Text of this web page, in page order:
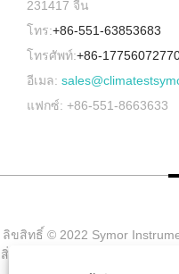
231417 จีน
โทร:+86-551-63853683
โทรศัพท์:+86-
อีเมล:
แฟกซ์: +86-551-8663633
ลิขสิทธิ์ © 2022 Symor
สิ่งแวดล้อม, ตู้แห้งแบบอิเล็กทรอ